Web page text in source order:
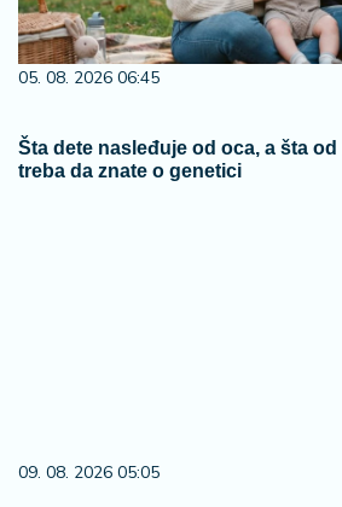
05. 08. 2026 06:45
Šta dete nasleđuje od oca, a šta
treba da znate o genetici
09. 08. 2026 05:05